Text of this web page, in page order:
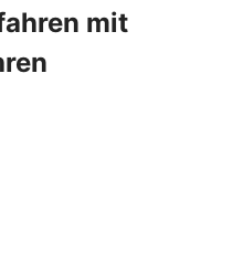
mit